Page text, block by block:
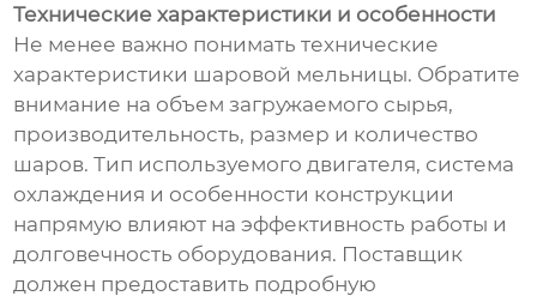
Технические характеристики и особенности
Не менее важно понимать технические
характеристики шаровой мельницы. Обратите
внимание на объем загружаемого сырья,
производительность, размер и количество
шаров. Тип используемого двигателя, система
охлаждения и особенности конструкции
напрямую влияют на эффективность работы и
долговечность оборудования. Поставщик
должен предоставить подробную